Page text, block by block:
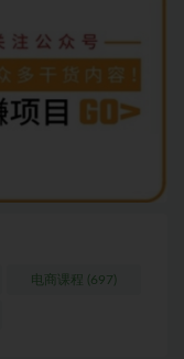
电商课程 (697)